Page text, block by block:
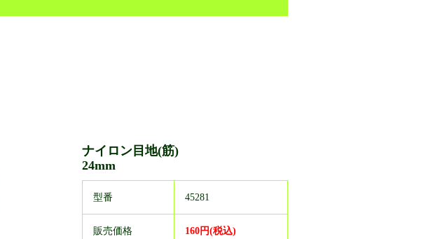
ナイロン目地(筋)
24mm
型番 45281
販売価格 160円(税込)